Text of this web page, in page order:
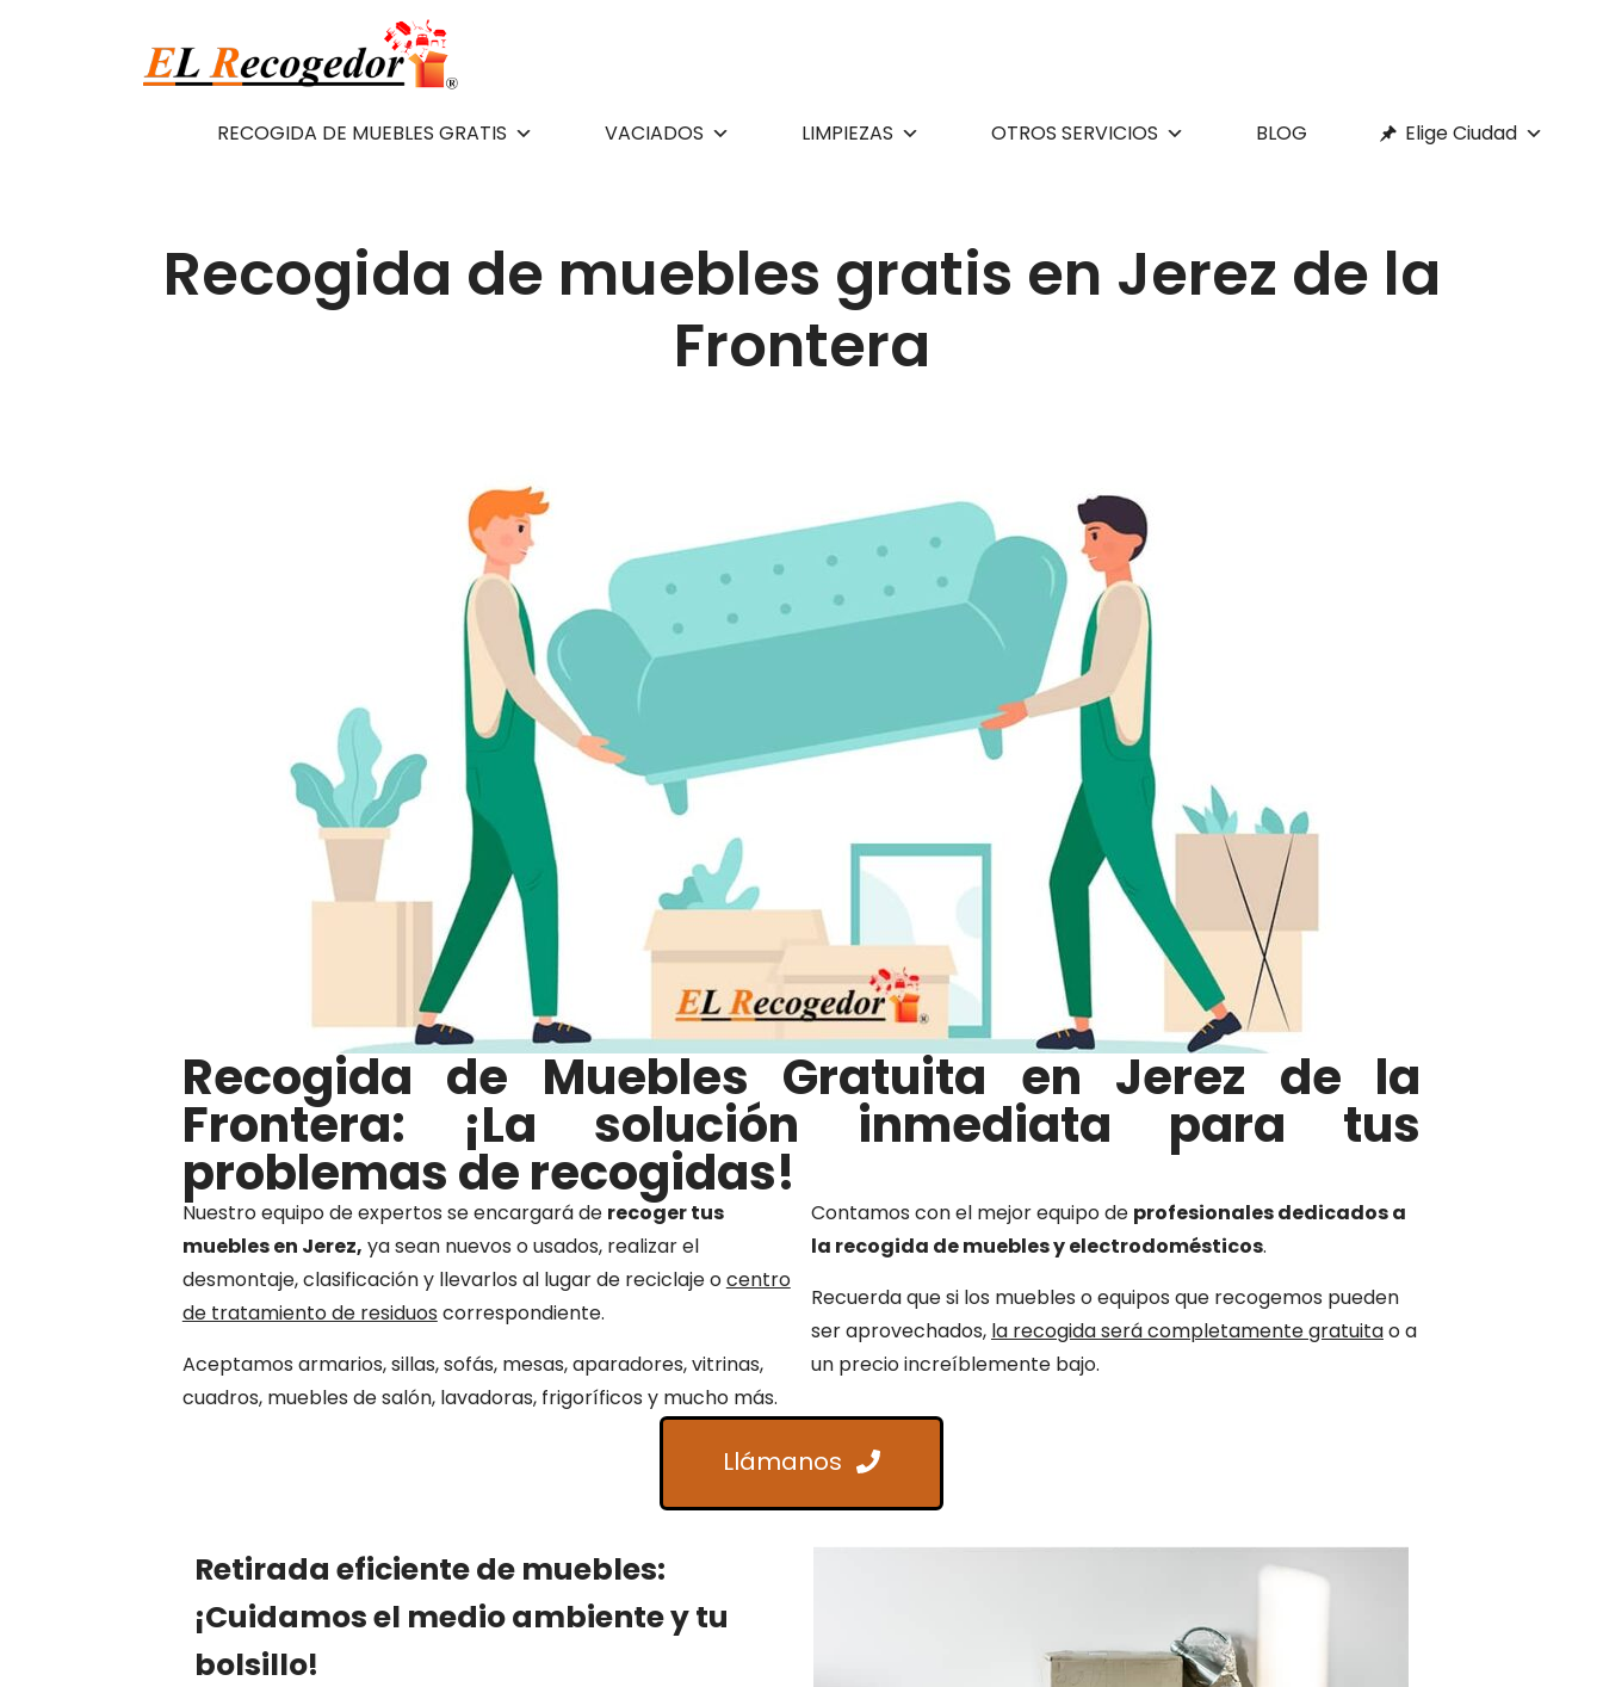
RECOGIDA DE MUEBLES GRATIS VACIADOS LIMPIEZAS OTROS SERVICIOS BLOG Elige Ciudad
Recogida de muebles gratis en Jerez de la
Frontera
Recogida de Muebles Gratuita en Jerez de la
Frontera: ¡La solución inmediata para tus
problemas de recogidas!
Nuestro equipo de expertos se encargará de recoger tus
muebles en Jerez, ya sean nuevos o usados, realizar el
desmontaje, clasificación y llevarlos al lugar de reciclaje ocentro
de tratamiento de residuos correspondiente.
Aceptamos armarios, sillas, sofás, mesas, aparadores, vitrinas,
cuadros, muebles de salón, lavadoras, frigoríficos y mucho más.
Contamos con el mejor equipo de profesionales dedicados a
la recogida de muebles y electrodomésticos.
Recuerda que si los muebles o equipos que recogemos pueden
ser aprovechados, la recogida será completamente gratuitao a
un precio increíblemente bajo.
Llámanos
Retirada eficiente de muebles:
¡Cuidamos el medio ambiente y tu
bolsillo!